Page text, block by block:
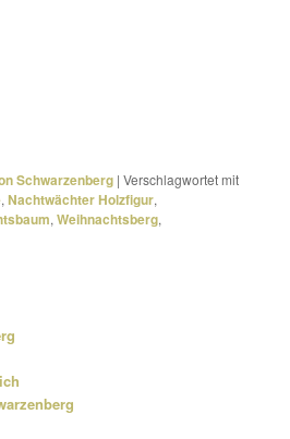
Schwarzenberg |Verschlagwortet mit
,Nachtwächter Holzfigur,
,Weihnachtsberg,